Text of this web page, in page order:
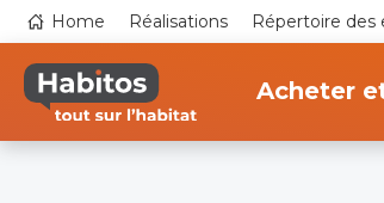
contenu
principal
Top
navigation
Home Réalisations Répertoire des
Acheter